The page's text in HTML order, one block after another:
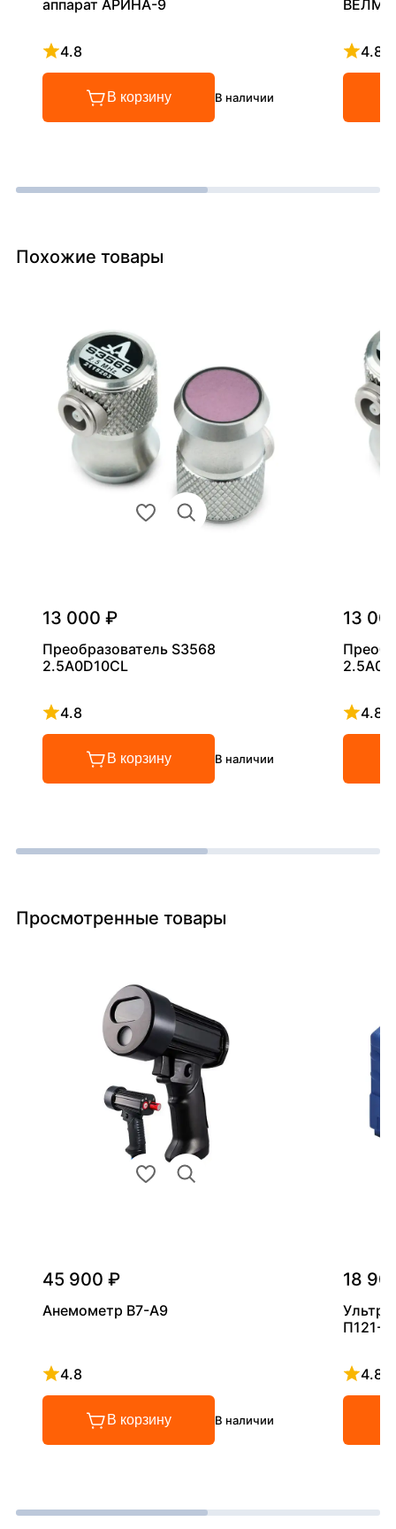
аппарат АРИНА-9
4.8
Рейтинг 4.8 из 5
В корзину В наличии
4.8
Похожие товары
13 000 ₽
Преобразователь S3568
2.5A0D10CL
4.8
Рейтинг 4.8 из 5
В корзину В наличии
13
4.8
Просмотренные товары
45 900 ₽
Анемометр В7-А9
4.8
Рейтинг 4.8 из 5
В корзину В наличии
18
П121-
4.8